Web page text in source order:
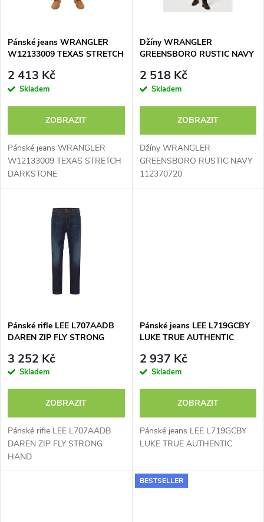
p
r
o
d
u
s
p
r
d
u
Pánské jeans WRANGLER
W12133009 TEXAS STRETCH
2 413 Kč
Skladem
ZOBRAZIT
Pánské jeans WRANGLER
W12133009 TEXAS STRETCH
DARKSTONE
Džíny WRANGLER
GREENSBORO RUSTIC NAVY
2 518 Kč
Skladem
ZOBRAZIT
Džíny WRANGLER
GREENSBORO RUSTIC NAVY
112370720
Pánské rifle LEE L707AADB
DAREN ZIP FLY STRONG
3 252 Kč
Skladem
ZOBRAZIT
Pánské rifle LEE L707AADB
DAREN ZIP FLY STRONG
HAND
Pánské jeans LEE L719GCBY
LUKE TRUE AUTHENTIC
2 937 Kč
Skladem
ZOBRAZIT
Pánské jeans LEE L719GCBY
LUKE TRUE AUTHENTIC
BESTSELLER